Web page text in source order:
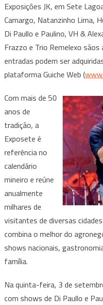
Exposições JK, em Sete
Camargo, Natanzinho Lima,
Di Paullo e Paulino, VH &
Frazzo e Trio Remelexo
entradas podem ser
plataforma Guiche Web (
Com mais de 50
anos de
tradição, a
Exposete é
referência no
calendário
mineiro e reúne
anualmente
milhares de
visitantes de diversas
combina o melhor do
shows nacionais,
família.
Na quinta-feira, 3 de
com shows de Di Paullo e